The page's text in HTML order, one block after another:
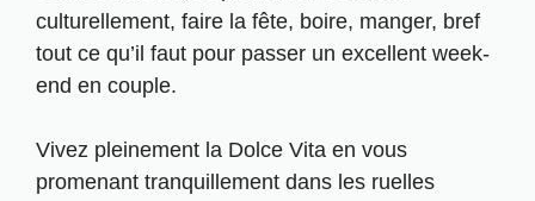
culturellement, faire la fête, boire, manger, bref
tout ce qu’il faut pour passer un excellent week-
end en couple.
Vivez pleinement la Dolce Vita en vous
promenant tranquillement dans les ruelles